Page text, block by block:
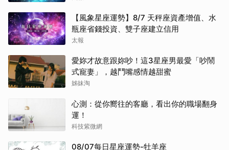
【風象星座運勢】8/7 天秤座資產增值、水
瓶座省錢投資、雙子座建立信用
太報
愛妳才故意跟妳吵！這3星座男最愛「吵鬧
式寵妻」，越鬥嘴感情越甜蜜
姊妹淘
心測：從你嚮往的客廳，看出你的職場翻身
運！
科技紫微網
08/07每日星座運勢-牡羊座